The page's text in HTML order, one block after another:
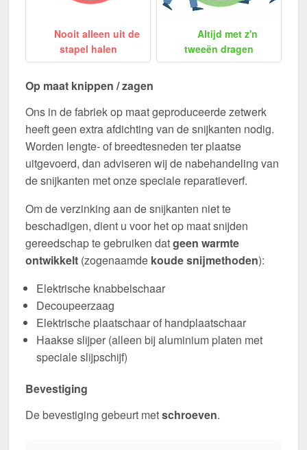
Nooit alleen uit de
stapel halen
Altijd met z'n
tweeën dragen
Op maat knippen / zagen
Ons in de fabriek op maat geproduceerde zetwerk
heeft geen extra afdichting van de snijkanten nodig.
Worden lengte- of breedtesneden ter plaatse
uitgevoerd, dan adviseren wij de nabehandeling van
de snijkanten met onze speciale reparatieverf.
Om de verzinking aan de snijkanten niet te
beschadigen, dient u voor het op maat snijden
gereedschap te gebruiken datgeen warmte
ontwikkelt (zogenaamde koude snijmethoden):
Elektrische knabbelschaar
Decoupeerzaag
Elektrische plaatschaar of handplaatschaar
Haakse slijper (alleen bij aluminium platen met
speciale slijpschijf)
Bevestiging
De bevestiging gebeurt metschroeven.